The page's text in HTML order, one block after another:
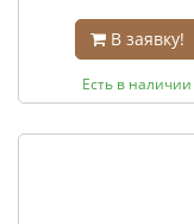
В заявку!
Есть в наличии